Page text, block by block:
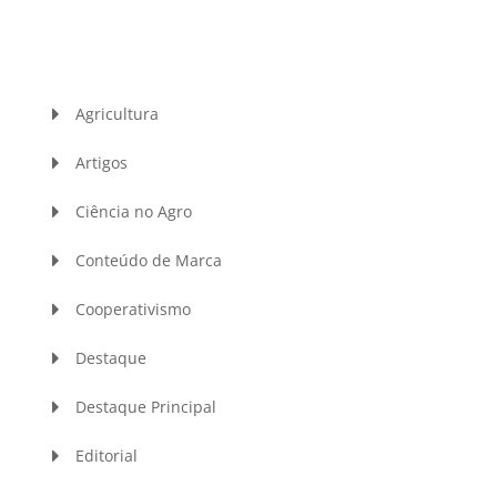
Agricultura
Artigos
Ciência no Agro
Conteúdo de Marca
Cooperativismo
Destaque
Destaque Principal
Editorial